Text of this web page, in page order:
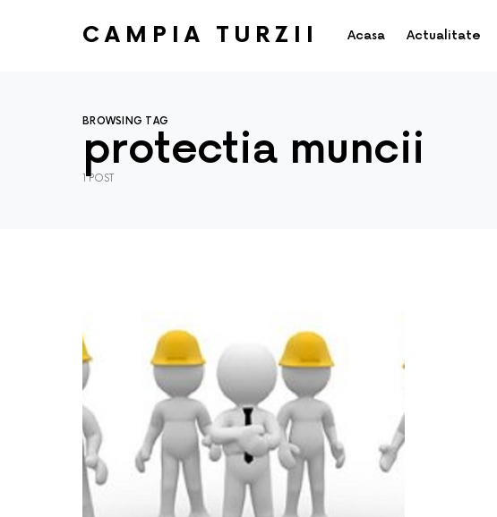
CAMPIA TURZII Acasa Actualitate
BROWSING TAG
protectia muncii
1 POST